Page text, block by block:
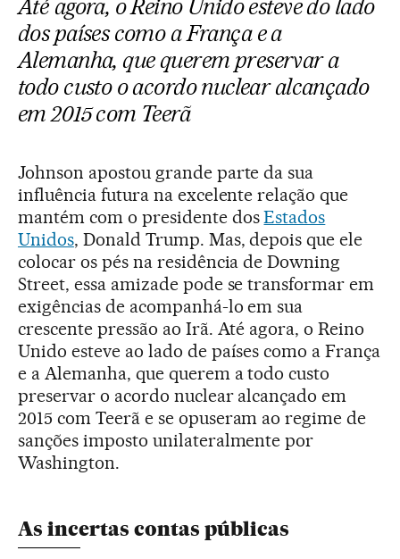
Até agora, o Reino Unido esteve do lado
dos países como a França e a
Alemanha, que querem preservar a
todo custo o acordo nuclear alcançado
em 2015 com Teerã
Johnson apostou grande parte da sua
influência futura na excelente relação que
mantém com o presidente dosEstados
Unidos, Donald Trump. Mas, depois que ele
colocar os pés na residência de Downing
Street, essa amizade pode se transformar em
exigências de acompanhá-lo em sua
crescente pressão ao Irã. Até agora, o Reino
Unido esteve ao lado de países como a França
e a Alemanha, que querem a todo custo
preservar o acordo nuclear alcançado em
2015 com Teerã e se opuseram ao regime de
sanções imposto unilateralmente por
Washington.
As incertas contas públicas